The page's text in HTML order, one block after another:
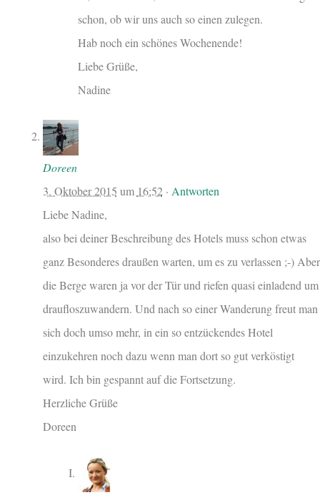
schon, ob wir uns auch so einen zulegen.
Hab noch ein schönes Wochenende!
Liebe Grüße,
Nadine
Doreen
3. Oktober 2015 um 16:52· Antworten
Liebe Nadine,
also bei deiner Beschreibung des Hotels muss schon etwas
ganz Besonderes draußen warten, um es zu verlassen ;-) Aber
die Berge waren ja vor der Tür und riefen quasi einladend um
draufloszuwandern. Und nach so einer Wanderung freut man
sich doch umso mehr, in ein so entzückendes Hotel
einzukehren noch dazu wenn man dort so gut verköstigt
wird. Ich bin gespannt auf die Fortsetzung.
Herzliche Grüße
Doreen